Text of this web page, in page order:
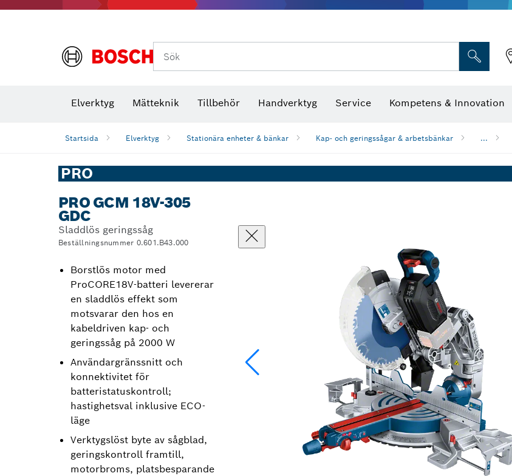
Sök
Elverktyg Mätteknik Tillbehör Handverktyg Service Kompetens & Innovation
Startsida Elverktyg Stationära enheter & bänkar Kap- och geringssågar & arbetsbänkar ...
PRO
PRO GCM 18V-305
GDC
Sladdlös geringssåg
Beställningsnummer 0.601.B43.000
Borstlös motor med
ProCORE18V-batteri levererar
en sladdlös effekt som
motsvarar den hos en
kabeldriven kap- och
geringssåg på 2000 W
Användargränssnitt och
konnektivitet för
batteristatuskontroll;
hastighetsval inklusive ECO-
läge
Verktygslöst byte av sågblad,
geringskontroll framtill,
motorbroms, platsbesparande